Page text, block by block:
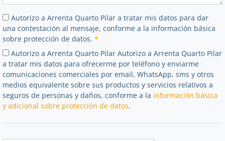
Autorizo a Arrenta Quarto Pilar a tratar mis datos para dar
una contestación al mensaje, conforme a la información básica
sobre protección de datos. *
Autorizo a Arrenta Quarto Pilar Autorizo a Arrenta Quarto Pilar
a tratar mis datos para ofrecerme por teléfono y enviarme
comunicaciones comerciales por email, WhatsApp, sms y otros
medios equivalente sobre sus productos y servicios relativos a
seguros de personas y daños, conforme a la información básica
y adicional sobre protección de datos.